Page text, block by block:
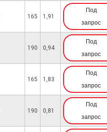
165 1,91
Под
запрос
190 0,94
Под
запрос
165 1,83
Под
запрос
190 0,81
Под
запрос